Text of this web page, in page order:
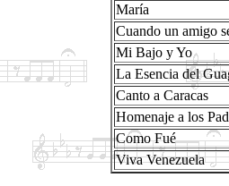
María
Cuando un amigo
Mi Bajo y Yo
La Esencia del
Canto a Caracas
Homenaje a los
Como Fué
Viva Venezuela